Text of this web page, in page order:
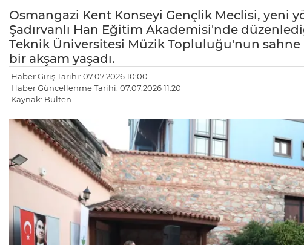
Osmangazi Kent Konseyi Gençlik Meclisi, yeni
Şadırvanlı Han Eğitim Akademisi'nde
Teknik Üniversitesi Müzik Topluluğu'nun
bir akşam yaşadı.
Haber Giriş Tarihi: 07.07.2026 10:00
Haber Güncellenme Tarihi: 07.07.2026 11:20
Kaynak: Bülten